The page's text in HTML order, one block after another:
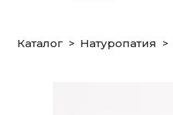
Каталог Натуропатия